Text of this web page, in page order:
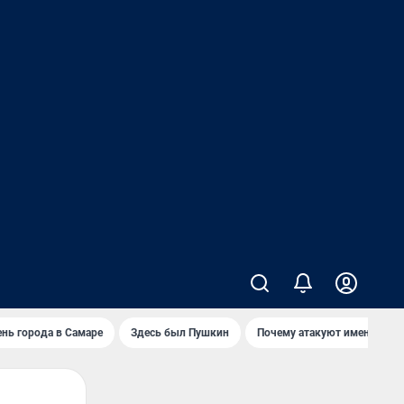
города в Самаре Здесь был Пушкин Почему атакуют именно